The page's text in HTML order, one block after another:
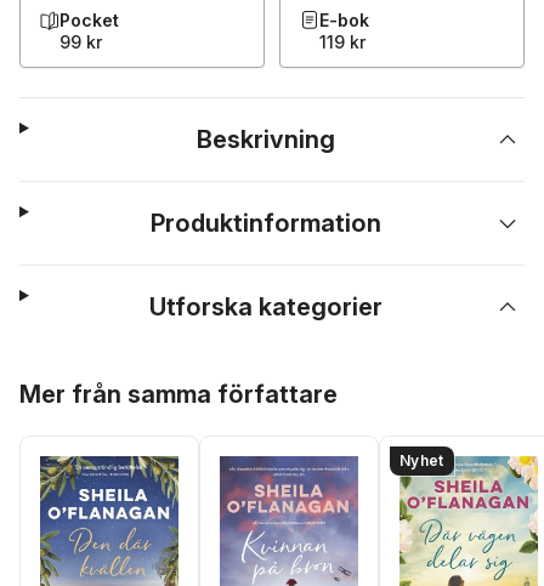
Pocket
99 kr
E-bok
119 kr
Beskrivning
Produktinformation
Utforska kategorier
Mer från samma författare
Nyhet